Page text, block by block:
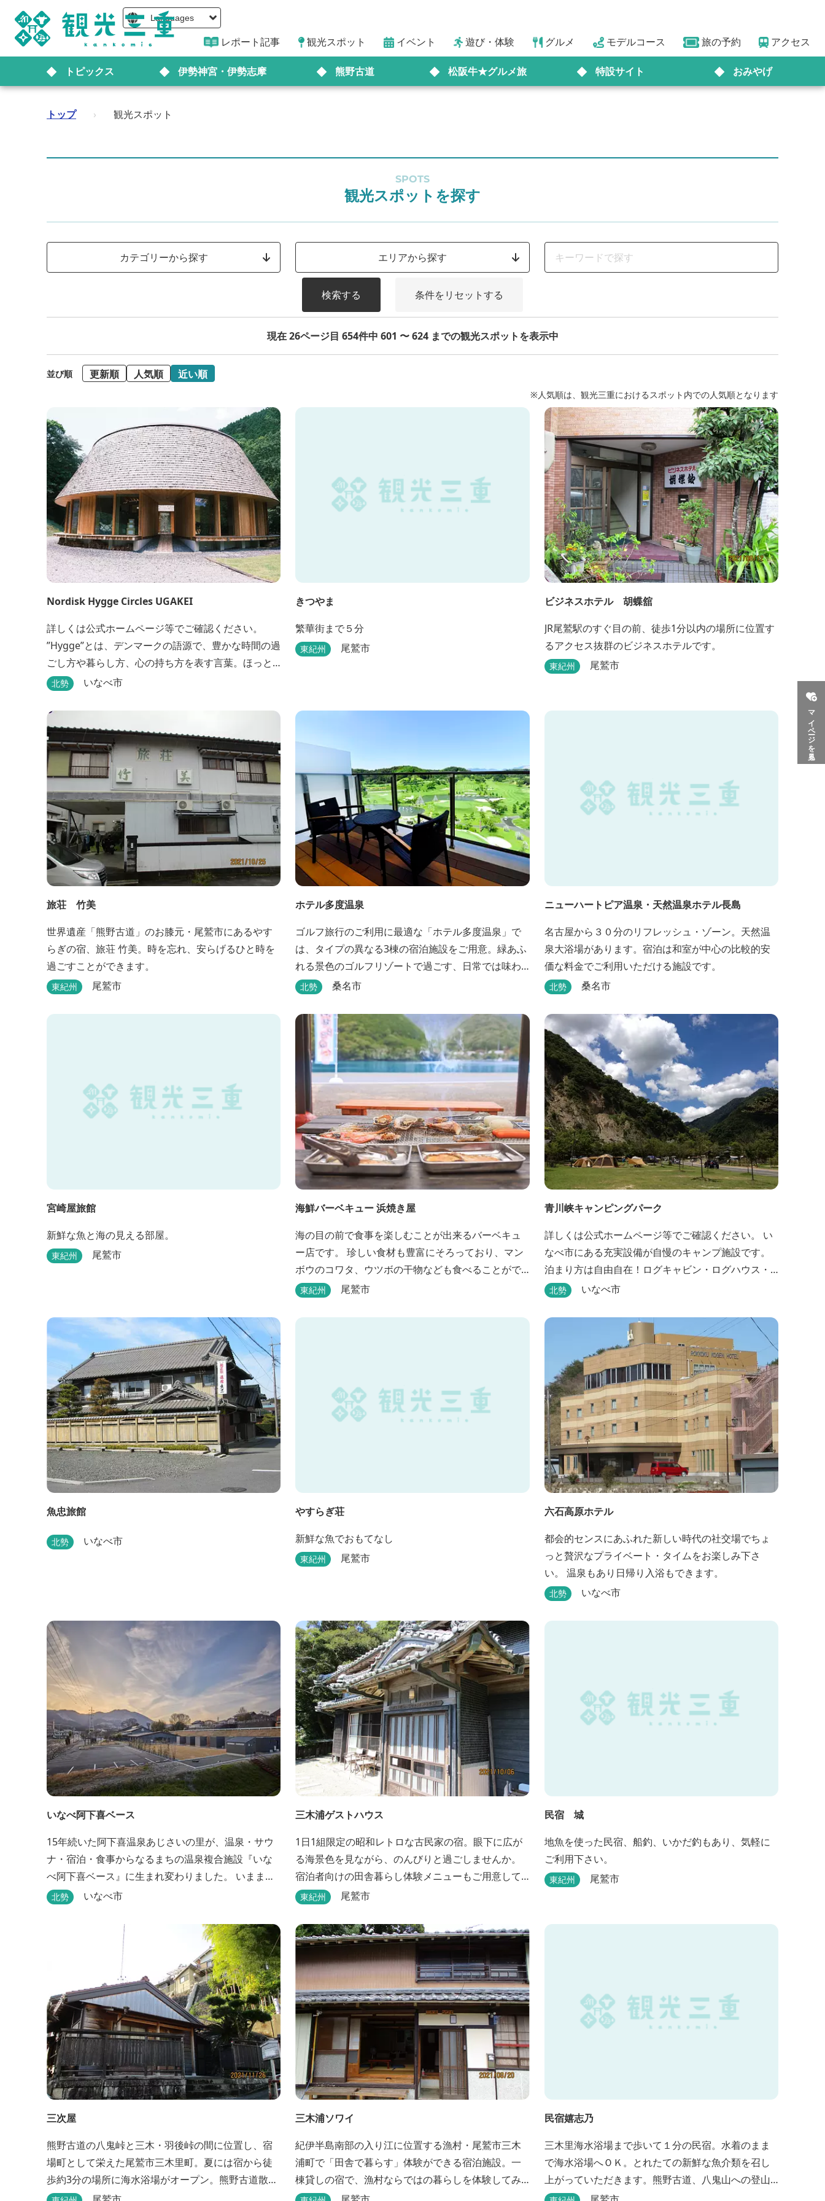
Languages
レポート記事 観光スポット イベント 遊び・体験 グルメ モデルコース 旅の予約 アクセス
トピックス 伊勢神宮・伊勢志摩 熊野古道 松阪牛★グルメ旅 特設サイト おみやげ
マイページを見る
トップ › 観光スポット
SPOTS
観光スポットを探す
カテゴリーから探す エリアから探す
検索する 条件をリセットする
現在 26ページ目 654件中 601 〜 624 までの観光スポットを表示中
並び順 更新順 人気順 近い順
※人気順は、観光三重におけるスポット内での人気順となります
Nordisk Hygge Circles UGAKEI
詳しくは公式ホームページ等でご確認ください。
”Hygge”とは、デンマークの語源で、豊かな時間の過
ごし方や暮らし方、心の持ち方を表す言葉。ほっと
癒される心地よい時間と空間、その体験を通して得
アブランド「Nordisk（ノルディスク）」と三重県い
なべ市が連携して手がけた日本初のアウトドアフィ
ールドが、2023年４月３日にオープンしました...
北勢 いなべ市
きつやま
繁華街まで５分
東紀州 尾鷲市
ビジネスホテル 胡蝶舘
JR尾鷲駅のすぐ目の前、徒歩1分以内の場所に位置す
るアクセス抜群のビジネスホテルです。
東紀州 尾鷲市
旅荘 竹美
世界遺産「熊野古道」のお膝元・尾鷲市にあるやす
らぎの宿、旅荘 竹美。時を忘れ、安らげるひと時を
過ごすことができます。
東紀州 尾鷲市
ホテル多度温泉
ゴルフ旅行のご利用に最適な「ホテル多度温泉」で
は、タイプの異なる3棟の宿泊施設をご用意。緑あふ
れる景色のゴルフリゾートで過ごす、日常では味わ
えない優雅なリゾートステイをお楽しみ下さい。
北勢 桑名市
ニューハートピア温泉・天然温泉ホテル長島
名古屋から３０分のリフレッシュ・ゾーン。天然温
泉大浴場があります。宿泊は和室が中心の比較的安
価な料金でご利用いただける施設です。
北勢 桑名市
宮崎屋旅館
新鮮な魚と海の見える部屋。
東紀州 尾鷲市
海鮮バーベキュー 浜焼き屋
海の目の前で食事を楽しむことが出来るバーベキュ
ー店です。 珍しい食材も豊富にそろっており、マン
ボウのコワタ、ウツボの干物なども食べることがで
きます。
東紀州 尾鷲市
青川峡キャンピングパーク
詳しくは公式ホームページ等でご確認ください。 い
なべ市にある充実設備が自慢のキャンプ施設です。
泊まり方は自由自在！ログキャビン・ログハウス・
コテージ・テントなど自由なキャンプスタイルが楽
で、雨や風の日も快適にバーベキューをお楽しみい
ただけます。日帰り利用、団体利用可能。 青少年向
けの屋外キャンプ施設、かもしかキャンプフィール
ドもございま...
北勢 いなべ市
魚忠旅館
北勢 いなべ市
やすらぎ荘
新鮮な魚でおもてなし
東紀州 尾鷲市
六石高原ホテル
都会的センスにあふれた新しい時代の社交場でちょ
っと贅沢なプライベート・タイムをお楽しみ下さ
い。 温泉もあり日帰り入浴もできます。
北勢 いなべ市
いなべ阿下喜ベース
15年続いた阿下喜温泉あじさいの里が、温泉・サウ
ナ・宿泊・食事からなるまちの温泉複合施設『いな
べ阿下喜ベース』に生まれ変わりました。 いままで
阿下喜温泉に通っていた地元の方も、市外からいな
す。今まで人気だった温泉はそのままに、サウナエ
リアやコンテナタイプの宿泊、地元のお野菜が楽し
める飲食施設が加わります。 「いなべ阿下喜ベー
ス」は、『自...
北勢 いなべ市
三木浦ゲストハウス
1日1組限定の昭和レトロな古民家の宿。眼下に広が
る海景色を見ながら、のんびりと過ごしませんか。
宿泊者向けの田舎暮らし体験メニューもご用意して
います。
東紀州 尾鷲市
民宿 城
地魚を使った民宿、船釣、いかだ釣もあり、気軽に
ご利用下さい。
東紀州 尾鷲市
三次屋
熊野古道の八鬼峠と三木・羽後峠の間に位置し、宿
場町として栄えた尾鷲市三木里町。夏には宿から徒
歩約3分の場所に海水浴場がオープン。熊野古道散策
はもちろん、林業体験もできます。
三木浦ソワイ
紀伊半島南部の入り江に位置する漁村・尾鷲市三木
浦町で「田舎で暮らす」体験ができる宿泊施設。一
棟貸しの宿で、漁村ならではの暮らしを体験してみ
ませんか。
民宿嬉志乃
三木里海水浴場まで歩いて１分の民宿。水着のまま
で海水浴場へＯＫ。とれたての新鮮な魚介類を召し
上がっていただきます。熊野古道、八鬼山への登山
には便利。